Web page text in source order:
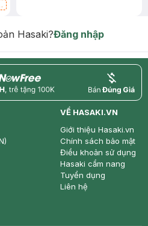
Hasaki?Đăng nhập
price
VỀ HASAKI.VN
Giới thiệu Hasaki.vn
Chính sách bảo mật
Điều khoản sử dụng
Hasaki cẩm nang
Tuyển dụng
Liên hệ